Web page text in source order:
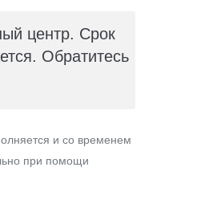
центр. Срок
Обратитесь
и со временем
при помощи